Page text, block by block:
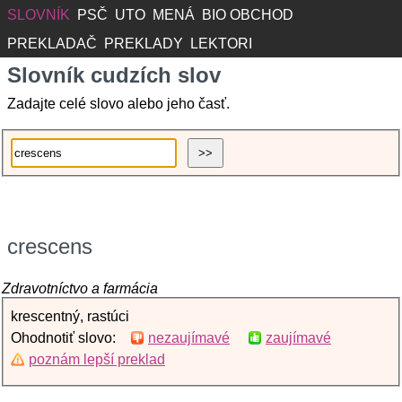
SLOVNÍK PSČ UTO MENÁ
BIO OBCHOD
PREKLADAČ
PREKLADY LEKTORI
Slovník cudzích slov
Zadajte celé slovo alebo jeho časť.
crescens
Zdravotníctvo a farmácia
krescentný, rastúci
Ohodnotiť slovo:
nezaujímavé
zaujímavé
poznám lepší preklad